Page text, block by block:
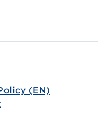
(EN)